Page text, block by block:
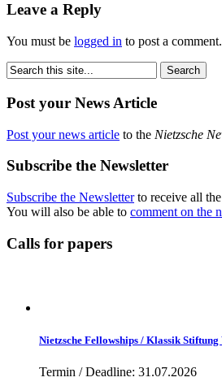
Leave a Reply
You must be logged in to post a comment.
Post your News Article
Post your news article to the Nietzsche
Subscribe the Newsletter
Subscribe the Newsletterto receive all
You will also be able to comment on the
Calls for papers
Nietzsche Fellowships / Klassik
Termin / Deadline: 31.07.2026